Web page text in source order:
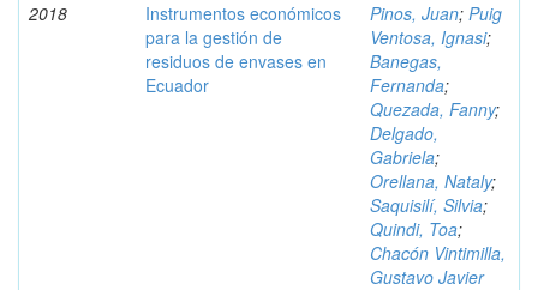
2018
Instrumentos económicos
para la gestión de
residuos de envases en
Ecuador
Pinos, Juan; Puig
Ventosa, Ignasi;
Banegas,
Fernanda;
Quezada, Fanny;
Delgado,
Gabriela;
Orellana, Nataly;
Saquisilí, Silvia;
Quindi, Toa;
Chacón Vintimilla,
Gustavo Javier